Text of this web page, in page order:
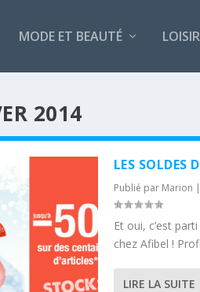
MODE ET BEAUTÉ
2014
LES SOLDES
Publié par Marion |
Et oui, c’est
chez Afibel !
LIRE LA SUITE